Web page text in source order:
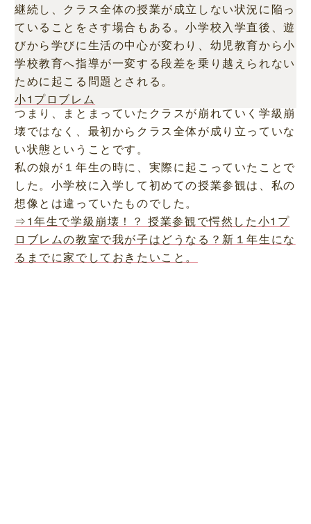
継続し、クラス全体の授業が成立しない状況に陥っ
ていることをさす場合もある。小学校入学直後、遊
びから学びに生活の中心が変わり、幼児教育から小
学校教育へ指導が一変する段差を乗り越えられない
ために起こる問題とされる。
小1プロブレム
つまり、まとまっていたクラスが崩れていく学級崩
壊ではなく、最初からクラス全体が成り立っていな
い状態ということです。
私の娘が１年生の時に、実際に起こっていたことで
した。小学校に入学して初めての授業参観は、私の
想像とは違っていたものでした。
⇒1年生で学級崩壊！？ 授業参観で愕然した小1プ
ロブレムの教室で我が子はどうなる？新１年生にな
るまでに家でしておきたいこと。